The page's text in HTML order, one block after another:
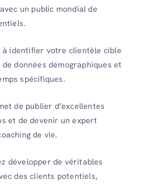
un public mondial de
à identifier votre clientèle cible
données démographiques et
spécifiques.
de publier d’excellentes
et de devenir un expert
de vie.
développer de véritables
des clients potentiels,